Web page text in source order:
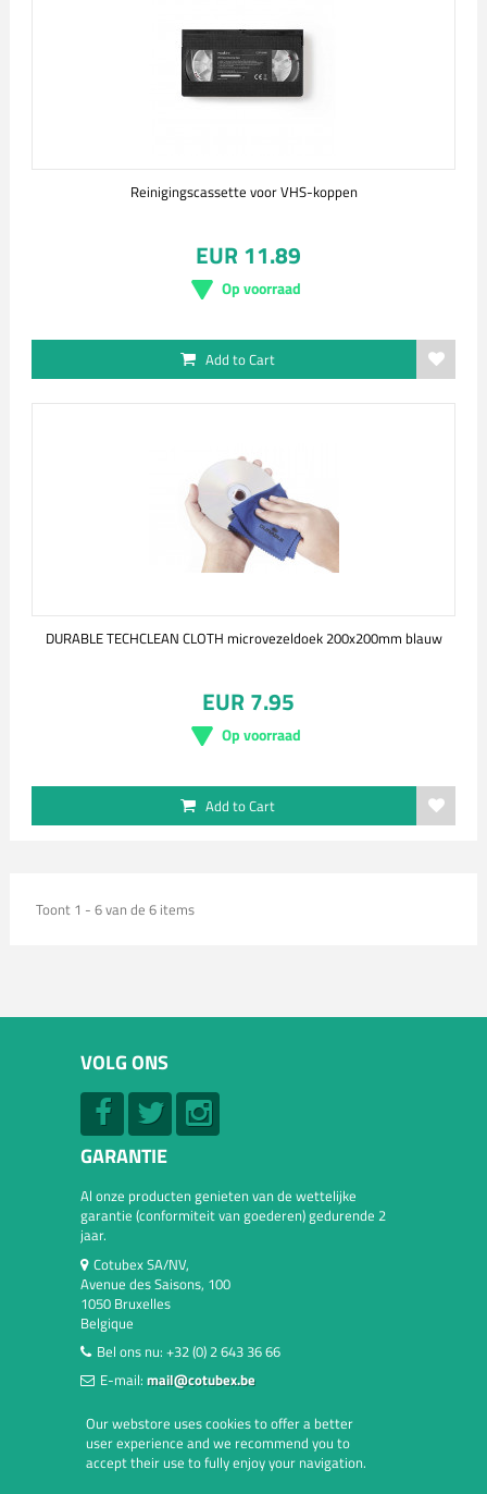
Reinigingscassette voor VHS-koppen
EUR 11.89
Op voorraad
Add to Cart
DURABLE TECHCLEAN CLOTH microvezeldoek 200x200mm blauw
EUR 7.95
Op voorraad
Add to Cart
Toont 1 - 6 van de 6 items
VOLG ONS
GARANTIE
Al onze producten genieten van de wettelijke
garantie (conformiteit van goederen) gedurende 2
jaar.
Cotubex SA/NV,
Avenue des Saisons, 100
1050 Bruxelles
Belgique
Bel ons nu: +32 (0) 2 643 36 66
E-mail: mail@cotubex.be
Our webstore uses cookies to offer a better
user experience and we recommend you to
accept their use to fully enjoy your navigation.